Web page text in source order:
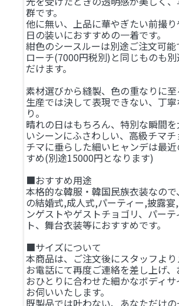
群です。
他に無い、上品に華やぎたい前撮
日の装いにおすすめの一着です。
紺色のシースルーは別途ご注文可能
ローチ(7000円税別)と同じものも
だけます。
素材選びから縫製、色の重なりに
生産では決して表現できない、丁寧
り。
晴れの日はもちろん、特別な瞬間
いシーンにふさわしい、高級チマチ
チマに垂らした細いヒャンデは最
すめ(別途15000円となります)
■おすすめ用途
本格的な韓服・韓国民族衣装なので
の結婚式,成人式,パーティー,披露宴
ンゲストやゲストチョゴリ、パー
ト、舞台衣装等におすすめです。
■サイズについて
本商品は、ご注文後にスタッフよ
お電話にて再度ご連絡を差し上げ、
おひとりに合わせた細かなボディ
お伺いいたします。
既製品では叶わない、あなただけ